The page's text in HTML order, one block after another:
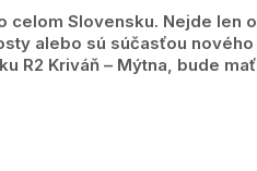
Slovensku. Nejde len
alebo sú súčasťou
R2 Kriváň – Mýtna, bude